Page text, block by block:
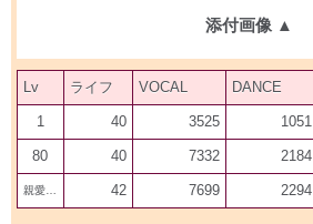
添付画像 ▲
Lv ライフ VOCAL DANCE
1 40 3525 1051
80 40 7332 2184
親愛200 42 7699 2294